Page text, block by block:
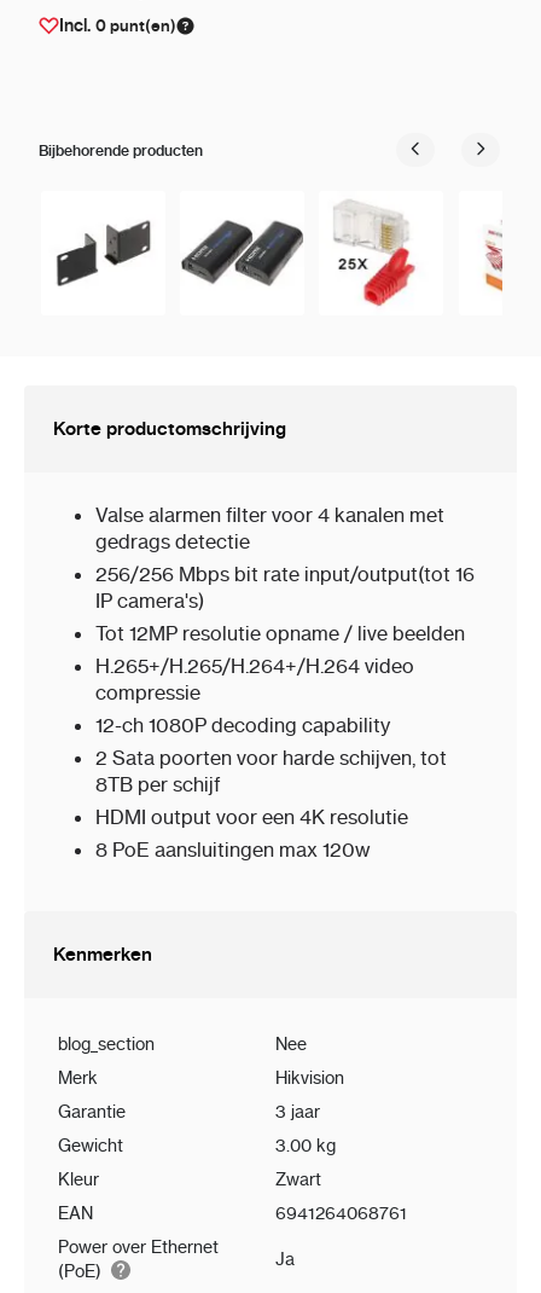
Incl. 0punt(en)
Bijbehorende producten
Korte productomschrijving
Valse alarmen filter voor 4 kanalen met
gedrags detectie
256/256 Mbps bit rate input/output(tot 16
IP camera's)
Tot 12MP resolutie opname / live beelden
H.265+/H.265/H.264+/H.264 video
compressie
12-ch 1080P decoding capability
2 Sata poorten voor harde schijven, tot
8TB per schijf
HDMI output voor een 4K resolutie
8 PoE aansluitingen max 120w
Kenmerken
blog_section
Nee
Merk
Hikvision
Garantie
3 jaar
Gewicht
3.00 kg
Kleur
Zwart
EAN
6941264068761
Power over Ethernet
(PoE)
Ja